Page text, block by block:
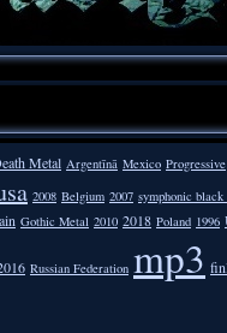
Metal Argentīnā Mexico Progressive
2008 Belgium 2007 symphonic
Gothic Metal 2010 2018 Poland 1996
Russian Federation mp3